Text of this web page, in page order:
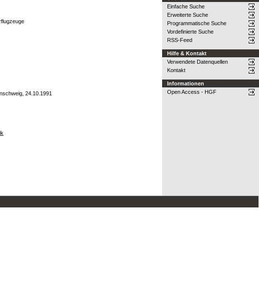
24.10.1991
Einfache Suche
Erweiterte Suche
Programmatische Suche
Vordefinierte Suche
RSS-Feed
Hilfe & Kontakt
Verwendete Datenquellen
Kontakt
Informationen
Open Access - HGF